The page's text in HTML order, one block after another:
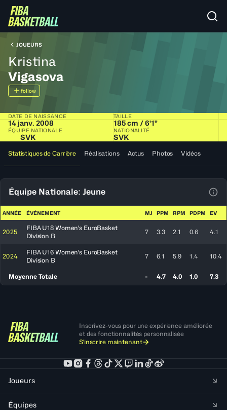
JOUEURS
Kristina
Vigasova
follow
DATE DE NAISSANCE
14 janv. 2008
TAILLE
185 cm / 6'1"
ÉQUIPE NATIONALE
SVK
NATIONALITÉ
SVK
Statistiques de Carrière Réalisations Actus Photos Vidéos
Équipe Nationale: Jeune
ANNÉE ÉVÉNEMENT MJ PPM RPM PDPM EV
2025
FIBA U18 Women's EuroBasket
Division B
7 3.3 2.1 0.6 4.1
2024
FIBA U16 Women's EuroBasket
Division B
7 6.1 5.9 1.4 10.4
Moyenne Totale - 4.7 4.0 1.0 7.3
Inscrivez-vous pour une expérience améliorée
et des fonctionnalités personnalisée
S'inscrire maintenant
Joueurs
Équipes